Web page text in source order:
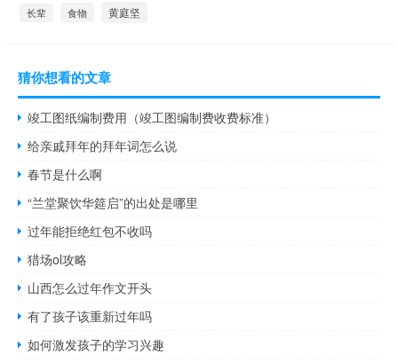
长辈 食物 黄庭坚
猜你想看的文章
竣工图纸编制费用（竣工图编制费收费标准）
给亲戚拜年的拜年词怎么说
春节是什么啊
“兰堂聚饮华筵启”的出处是哪里
过年能拒绝红包不收吗
猎场ol攻略
山西怎么过年作文开头
有了孩子该重新过年吗
如何激发孩子的学习兴趣